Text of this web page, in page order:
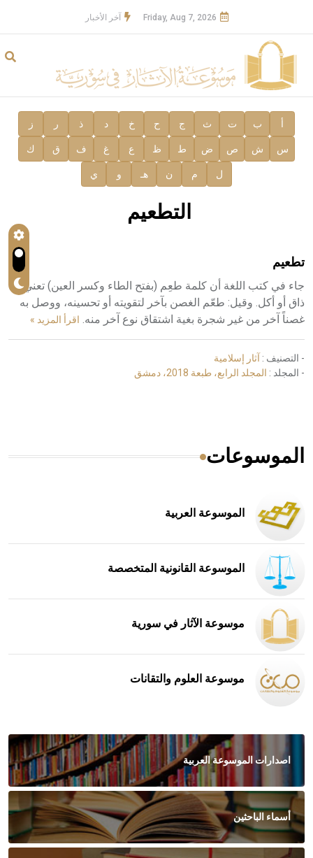
Friday, Aug 7, 2026 آخر الأخبار
أ ب ت ث ج ح خ د ذ ر ز
س ش ص ض ط ظ ع غ ف ق ك
ل م ن هـ و ي
التطعيم
تطعيم
جاء في كتب اللغة أن كلمة طعِم (بفتح الطاء وكسر العين) تعني
ذاق أو أكل. وقيل: طعّم الغصن بآخر لتقويته أو تحسينه، ووصل به
غصناً آخر من غير شجرة بغية اشتقاق نوع آخر منه. اقرأ المزيد »
- التصنيف : آثار إسلامية
- المجلد : المجلد الرابع، طبعة 2018، دمشق
الموسوعات
الموسوعة العربية
الموسوعة القانونية المتخصصة
موسوعة الآثار في سورية
موسوعة العلوم والتقانات
اصدارات الموسوعة العربية
أسماء الباحثين